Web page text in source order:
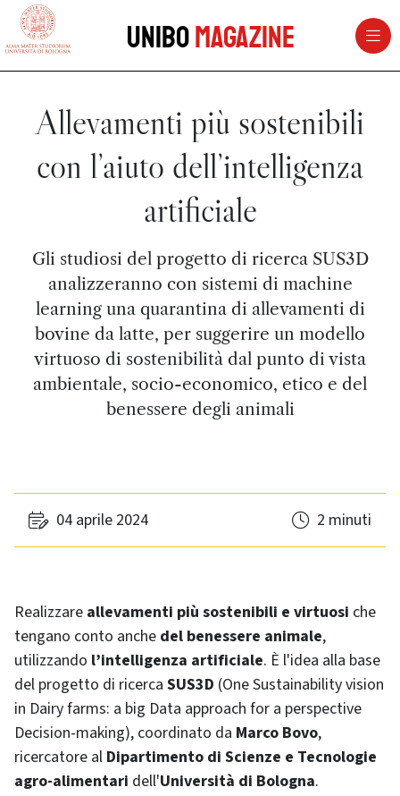
vai al contenuto della pagina
UniboMagazine
Allevamenti più sostenibili
con l’aiuto dell’intelligenza
artificiale
Gli studiosi del progetto di ricerca SUS3D
analizzeranno con sistemi di machine
learning una quarantina di allevamenti di
bovine da latte, per suggerire un modello
virtuoso di sostenibilità dal punto di vista
ambientale, socio-economico, etico e del
benessere degli animali
04 aprile 2024 2 minuti
Realizzare allevamenti più sostenibili e virtuosi che
tengano conto anche del benessere animale,
utilizzando l’intelligenza artificiale. È l'idea alla base
del progetto di ricerca SUS3D (One Sustainability vision
in Dairy farms: a big Data approach for a perspective
Decision-making), coordinato da Marco Bovo,
ricercatore al Dipartimento di Scienze e Tecnologie
agro-alimentari dell'Università di Bologna.